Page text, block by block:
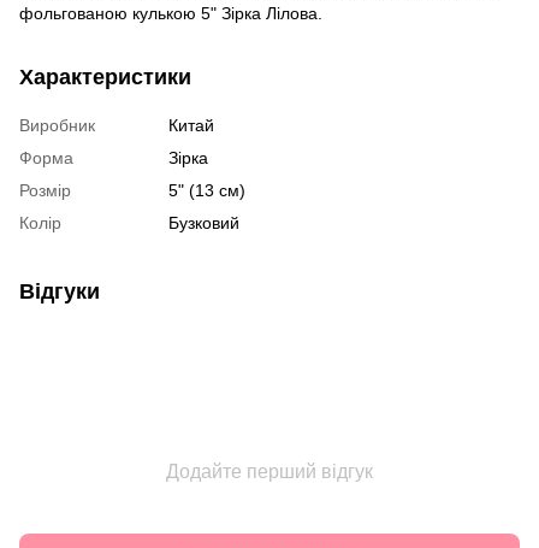
фольгованою кулькою 5" Зірка Лілова.
Характеристики
Виробник
Китай
Форма
Зірка
Розмір
5" (13 см)
Колір
Бузковий
Відгуки
Додайте перший відгук